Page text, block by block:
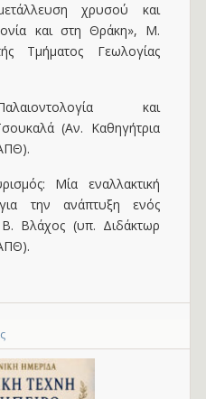
χρυσού και
και στη Θράκη», Μ.
Tμήματος Γεωλογίας
και
(Αν. Καθηγήτρια
Μία εναλλακτική
την ανάπτυξη ενός
Βλάχος (υπ. Διδάκτωρ